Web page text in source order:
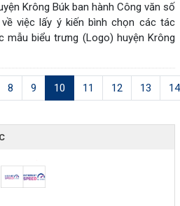
Krông Búk ban hành Công văn số
việc lấy ý kiến bình chọn các tác
biểu trưng (Logo) huyện Krông
8 9 10 (current)
11 12 13 14